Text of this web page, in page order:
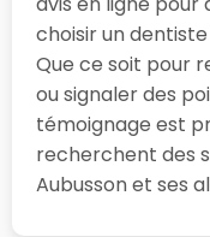
choisir un
Que ce soit pour
ou signaler des
témoignage est
recherchent des
Aubusson et ses